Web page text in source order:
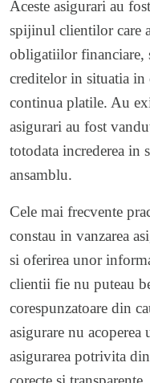
Aceste asigurari au
spijinul clientilor care
obligatiilor financiare,
creditelor in situatia in
continua platile. Au
asigurari au fost
totodata increderea in
ansamblu.
Cele mai frecvente
constau in vanzarea
si oferirea unor
clientii fie nu puteau
corespunzatoare din
asigurare nu
asigurarea potrivita